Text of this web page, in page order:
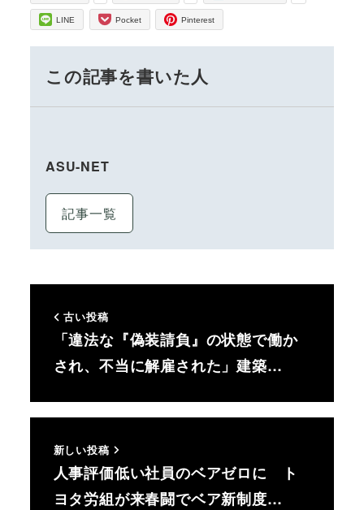
LINE Pocket Pinterest
この記事を書いた人
ASU-NET
記事一覧
古い投稿
「違法な『偽装請負』の状態で働か
され、不当に解雇された」建築…
新しい投稿
人事評価低い社員のベアゼロに ト
ヨタ労組が来春闘でベア新制度…